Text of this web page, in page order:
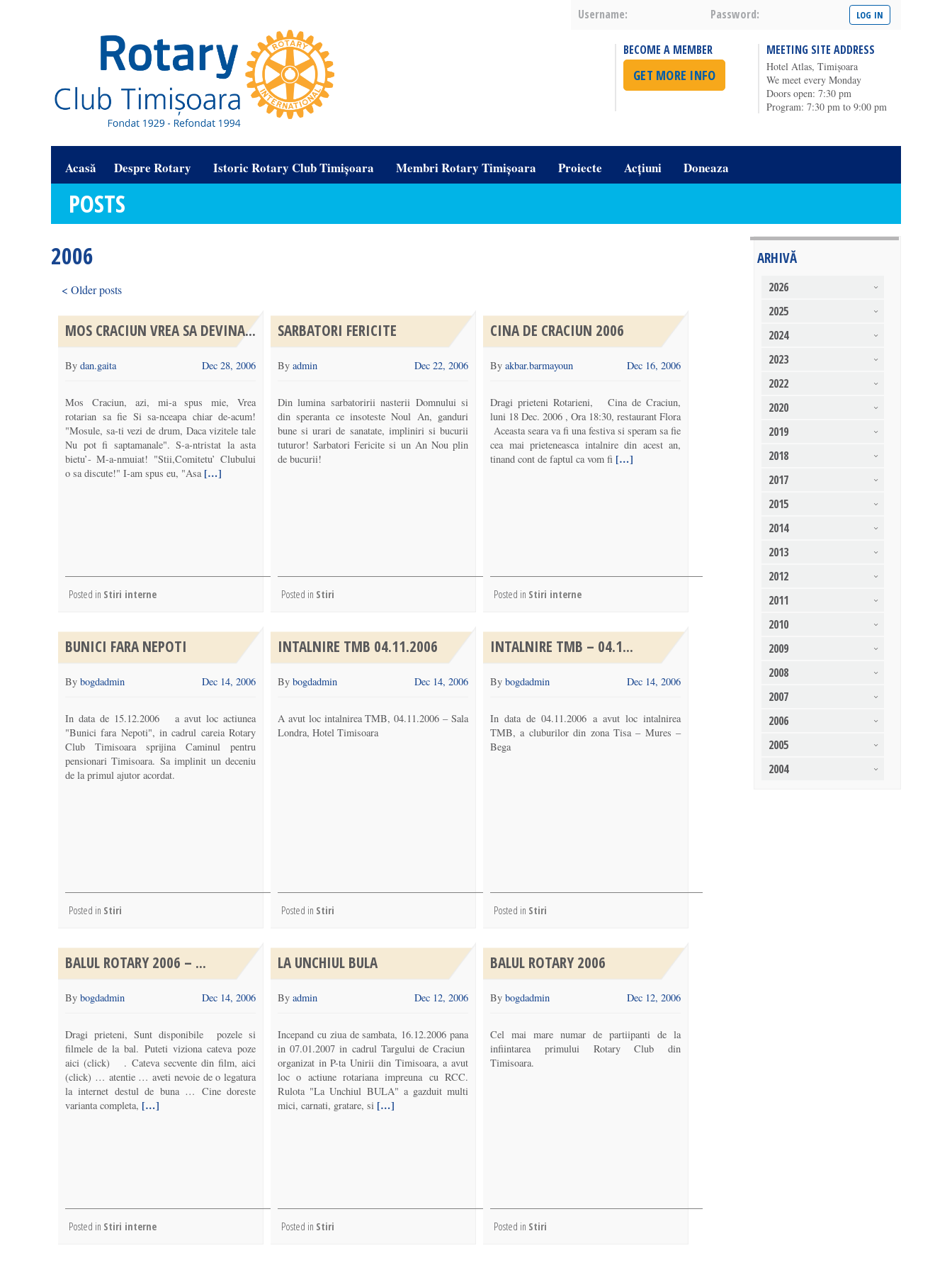
Username: Password:
BECOME A MEMBER
GET MORE INFO
MEETING SITE ADDRESS
Hotel Atlas, Timișoara
We meet every Monday
Doors open: 7:30 pm
Program: 7:30 pm to 9:00 pm
Acasă Despre Rotary Istoric Rotary Club Timișoara Membri Rotary Timișoara Proiecte Acțiuni Doneaza
POSTS
2006
< Older posts
MOS CRACIUN VREA SA DEVINA...
By dan.gaita Dec 28, 2006
Mos Craciun, azi, mi-a spus mie, Vrea
rotarian sa fie Si sa-nceapa chiar de-acum!
"Mosule, sa-ti vezi de drum, Daca vizitele tale
Nu pot fi saptamanale". S-a-ntristat la asta
bietu’- M-a-nmuiat! "Stii,Comitetu’ Clubului
o sa discute!" I-am spus eu, "Asa[…]
Posted in Stiri interne
SARBATORI FERICITE
By admin Dec 22, 2006
Din lumina sarbatoririi nasterii Domnului si
din speranta ce insoteste Noul An, ganduri
bune si urari de sanatate, impliniri si bucurii
tuturor! Sarbatori Fericite si un An Nou plin
de bucurii!
Posted in Stiri
CINA DE CRACIUN 2006
By akbar.barmayoun Dec 16, 2006
Dragi prieteni Rotarieni, Cina de Craciun,
luni 18 Dec. 2006 , Ora 18:30, restaurant Flora
Aceasta seara va fi una festiva si speram sa fie
cea mai prieteneasca intalnire din acest an,
tinand cont de faptul ca vom fi […]
Posted in Stiri interne
BUNICI FARA NEPOTI
By bogdadmin Dec 14, 2006
In data de 15.12.2006 a avut loc actiunea
"Bunici fara Nepoti", in cadrul careia Rotary
Club Timisoara sprijina Caminul pentru
pensionari Timisoara. Sa implinit un deceniu
de la primul ajutor acordat.
Posted in Stiri
INTALNIRE TMB 04.11.2006
By bogdadmin Dec 14, 2006
A avut loc intalnirea TMB, 04.11.2006 – Sala
Londra, Hotel Timisoara
Posted in Stiri
INTALNIRE TMB – 04.1...
By bogdadmin Dec 14, 2006
In data de 04.11.2006 a avut loc intalnirea
TMB, a cluburilor din zona Tisa – Mures –
Bega
Posted in Stiri
BALUL ROTARY 2006 – ...
By bogdadmin Dec 14, 2006
Dragi prieteni, Sunt disponibile pozele si
filmele de la bal. Puteti viziona cateva poze
aici (click) . Cateva secvente din film, aici
(click) … atentie … aveti nevoie de o legatura
la internet destul de buna … Cine doreste
varianta completa, […]
Posted in Stiri interne
LA UNCHIUL BULA
By admin Dec 12, 2006
Incepand cu ziua de sambata, 16.12.2006 pana
in 07.01.2007 in cadrul Targului de Craciun
organizat in P-ta Unirii din Timisoara, a avut
loc o actiune rotariana impreuna cu RCC.
Rulota "La Unchiul BULA" a gazduit multi
mici, carnati, gratare, si […]
Posted in Stiri
BALUL ROTARY 2006
By bogdadmin Dec 12, 2006
Cel mai mare numar de partiipanti de la
infiintarea primului Rotary Club din
Timisoara.
Posted in Stiri
ARHIVĂ
2026
2025
2024
2023
2022
2020
2019
2018
2017
2015
2014
2013
2012
2011
2010
2009
2008
2007
2006
2005
2004